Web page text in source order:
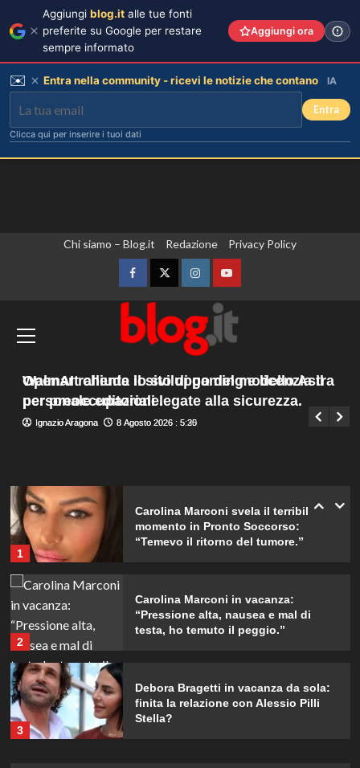
Chi siamo – Blog.it Redazione Privacy Policy
FacebookTwitterInstagramYouTube
principale
Zelensky in Serbia, prima visita
dall’inizio della guerra
Giuseppe Recca 8 Agosto 2026 : 7:45
Walmart chiude il sito di gaming e licenzia il
personale editoriale.
Ignazio Aragona 8 Agosto 2026 : 5:30
OpenAI rallenta lo sviluppo del modello Astra
per preoccupazioni legate alla sicurezza.
Ignazio Aragona 8 Agosto 2026 : 5:25
Debora Bragetti in vacanza da sola:
finita la relazione con Alessio Pilli
Stella?
4
Elisabetta Gregoraci incontra la
sorella in Costa Smeralda: momenti
Il midi dress azzurro di Harriet
1
Carolina Marconi svela il terribile
momento in Pronto Soccorso:
“Temevo il ritorno del tumore.”
2
Carolina Marconi in vacanza:
“Pressione alta, nausea e mal di
testa, ho temuto il peggio.”
3
Debora Bragetti in vacanza da sola:
finita la relazione con Alessio Pilli
Stella?
Aggiungi blog.it alle tue fonti
preferite su Google per restare
sempre informato
Aggiungi ora
✉️ Entra nella community - ricevi le notizie che contano IA
Entra
Clicca qui per inserire i tuoi dati